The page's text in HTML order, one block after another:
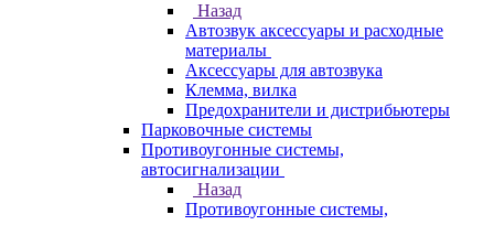
Назад
Автозвук аксессуары и расходные
материалы
Аксессуары для автозвука
Клемма, вилка
Предохранители и дистрибьютеры
Парковочные системы
Противоугонные системы,
автосигнализации
Назад
Противоугонные системы,